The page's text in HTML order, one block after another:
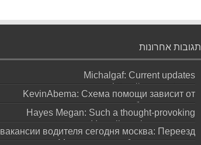
תגובות אחרונות
Michalgaf: Current updates
https://sapreqot.com...
KevinAbema: Схема помощи зависит от
состояния, стажа употребления, проти...
Hayes Megan: Such a thought-provoking
statement! It really makes you ques...
вакансии водителя сегодня москва: Переезд
в Москву ради работы не должен